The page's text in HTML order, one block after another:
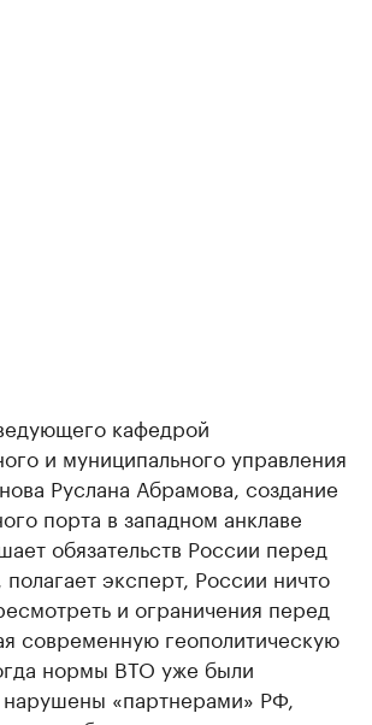
кафедрой
и муниципального управления
Руслана Абрамова, создание
порта в западном анклаве
обязательств России перед
эксперт, России ничто
и ограничения перед
современную геополитическую
нормы ВТО уже были
«партнерами» РФ,